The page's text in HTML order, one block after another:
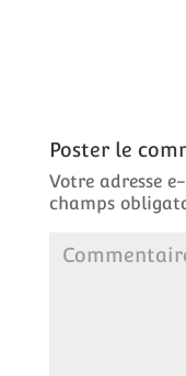
Poster le
Votre adresse
champs